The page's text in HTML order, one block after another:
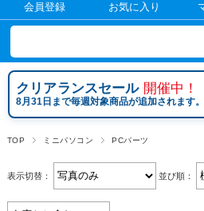
会員登録 お気に入り
クリアランスセール 開催中！
8月31日まで毎週対象商品が追加されます。
TOP ミニパソコン PCパーツ
表示切替： 並び順：